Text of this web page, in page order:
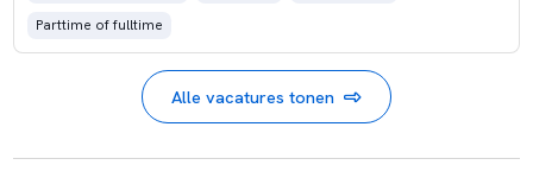
Parttime of fulltime
Alle vacatures tonen